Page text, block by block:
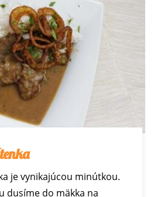
je vynikajúcou minútkou.
dusíme do mäkka na